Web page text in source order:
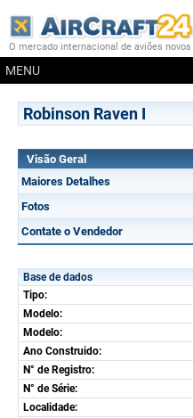
O mercado internacional de aviões
MENU
Robinson Raven I
Visão Geral
Maiores Detalhes
Fotos
Contate o Vendedor
Base de dados
Tipo:
Modelo:
Modelo:
Ano Construido:
N° de Registro:
N° de Série:
Localidade: